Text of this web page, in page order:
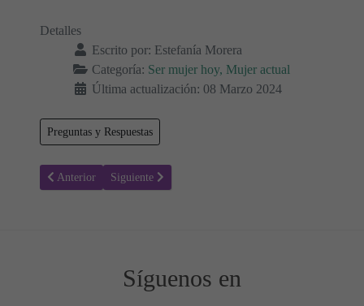
Detalles
Escrito por: Estefanía Morera
Categoría: Ser mujer hoy, Mujer actual
Última actualización: 08 Marzo 2024
Preguntas y Respuestas
Artículo anterior: Las mejores formas de decir te quiero a tus hijos
Anterior Artículo siguiente: Cómo Mejorar la Comunicación
Siguiente
Síguenos en